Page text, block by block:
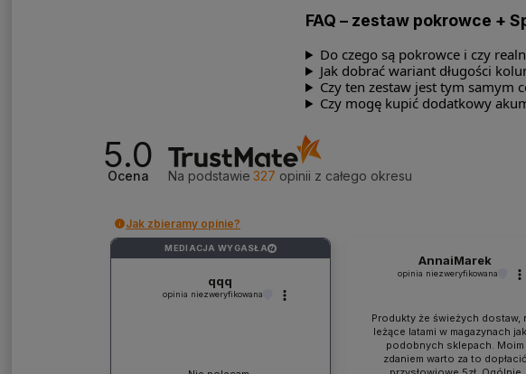
FAQ – zestaw pokrowce +
Do czego są pokrowce i czy
Jak dobrać wariant długości
Czy ten zestaw jest tym samym
Czy mogę kupić dodatkowy
5.0
Ocena Na podstawie 327 opinii z całego okresu
Jak zbieramy opinie?
MEDIACJA WYGASŁA ?
qqq
opinia niezweryfikowana
AnnaiMarek
opinia niezweryfikowana
Produkty że świeżych dostaw,
leżące latami w magazynach
podobnych sklepach. Moim
zdaniem warto za to dopłacić